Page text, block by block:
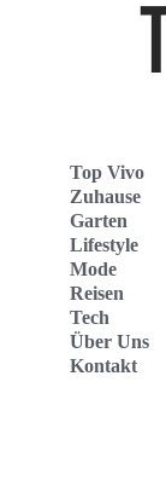
Top Vivo
Zuhause
Garten
Lifestyle
Mode
Reisen
Tech
Über Uns
Kontakt